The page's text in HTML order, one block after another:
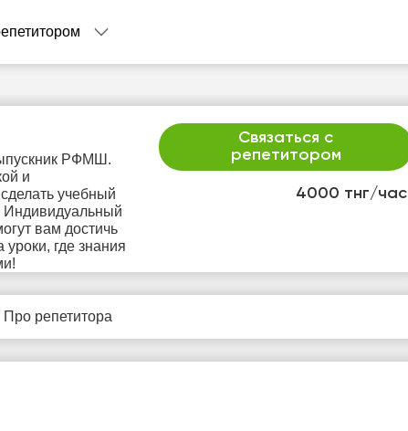
4000 тнг/час
Связаться с
репетитором
РФМШ.
и
учебный
Индивидуальный
вам достичь
где знания
Про репетитора
пн
10
11
12
Нет
свободных
свободных
свободных